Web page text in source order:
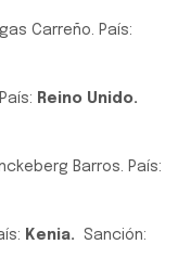
Carreño. País:
Reino Unido.
Barros. País:
Kenia. Sanción: